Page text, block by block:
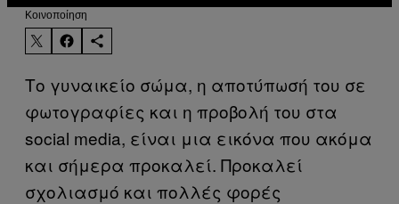
Kοινοποίηση
Το γυναικείο σώμα, η αποτύπωσή του σε
φωτογραφίες και η προβολή του στα
social media, είναι μια εικόνα που ακόμα
και σήμερα προκαλεί. Προκαλεί
σχολιασμό και πολλές φορές